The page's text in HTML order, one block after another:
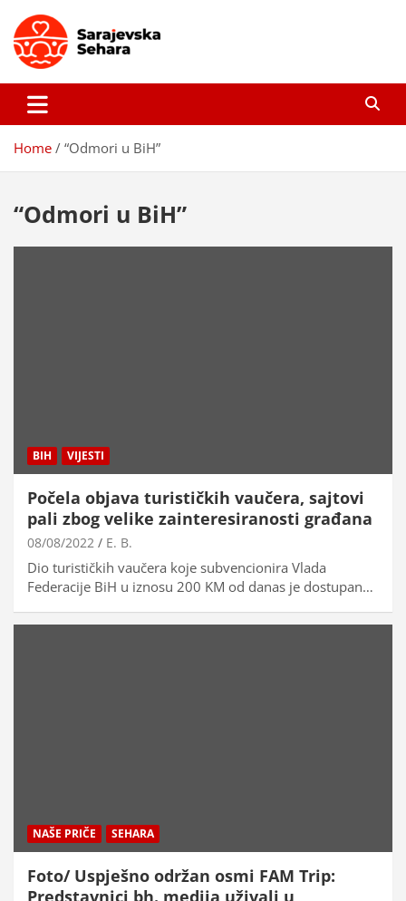
content
Sarajevska sehara
Home “Odmori u BiH”
“Odmori u BiH”
BIH VIJESTI
Počela objava turističkih vaučera, sajtovi
pali zbog velike zainteresiranosti građana
08/08/2022 E. B.
Dio turističkih vaučera koje subvencionira Vlada
Federacije BiH u iznosu 200 KM od danas je dostupan…
NAŠE PRIČE SEHARA
Foto/ Uspješno održan osmi FAM Trip:
Predstavnici bh. medija uživali u